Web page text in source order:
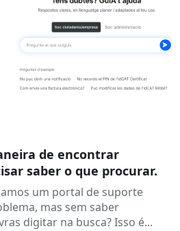
de encontrar
saber o que procurar.
um portal de suporte
mas sem saber
digitar na busca? Isso é...